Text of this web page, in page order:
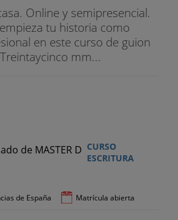
Online y semipresencial.
tu historia como
en este curso de guion
mm...
CURSO
ESCRITURA
de España Matrícula abierta